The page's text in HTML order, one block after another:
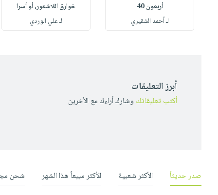
أربعون 40
لـ أحمد الشقيري
خوارق اللاشعور، أو أسرا
لـ علي الوردي
أبرز التعليقات
أكتب تعليقاتك وشارك أراءك مع الأخرين
صدر حديثاً الأكثر شعبية الأكثر مبيعاً هذا الشهر شحن